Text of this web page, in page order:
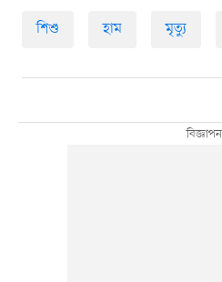
শিশু হাম মৃত্যু